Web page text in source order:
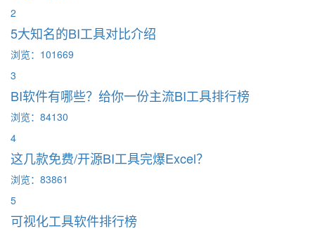
2
5大知名的BI工具对比介绍
浏览：101669
3
BI软件有哪些？给你一份主流BI工具排行榜
浏览：84130
4
这几款免费/开源BI工具完爆Excel？
浏览：83861
5
可视化工具软件排行榜